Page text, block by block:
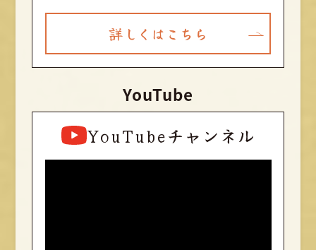
詳しくはこちら
YouTube
YouTubeチャンネル